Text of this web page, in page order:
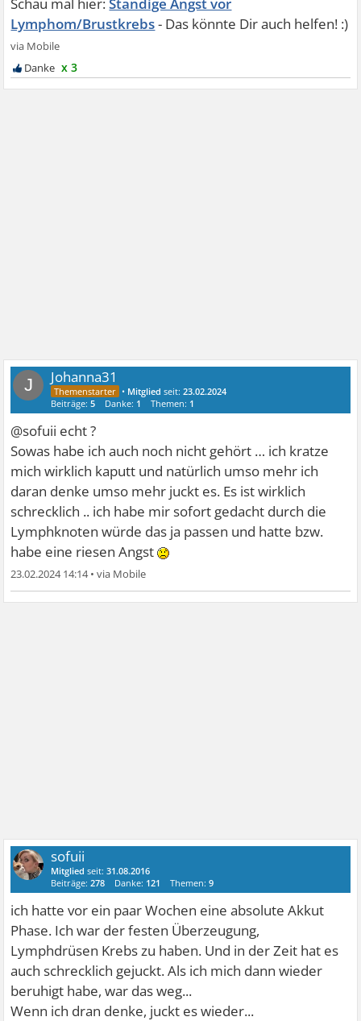
Lymphom/Brustkrebs
x 3
J Johanna31
• Mitglied seit:23.02.2024
Beiträge:5 Danke: 1 Themen: 1
@sofuii echt ?
Sowas habe ich auch noch nicht gehört … ich kratze
mich wirklich kaputt und natürlich umso mehr ich
daran denke umso mehr juckt es. Es ist wirklich
schrecklich .. ich habe mir sofort gedacht durch die
Lymphknoten würde das ja passen und hatte bzw.
habe eine riesen Angst
23.02.2024 14:14•
sofuii
Mitglied seit:31.08.2016
Beiträge:278 Danke: 121 Themen:9
ich hatte vor ein paar Wochen eine absolute Akkut
Phase. Ich war der festen Überzeugung,
Lymphdrüsen Krebs zu haben. Und in der Zeit hat es
auch schrecklich gejuckt. Als ich mich dann wieder
beruhigt habe, war das weg...
Wenn ich dran denke, juckt es wieder...